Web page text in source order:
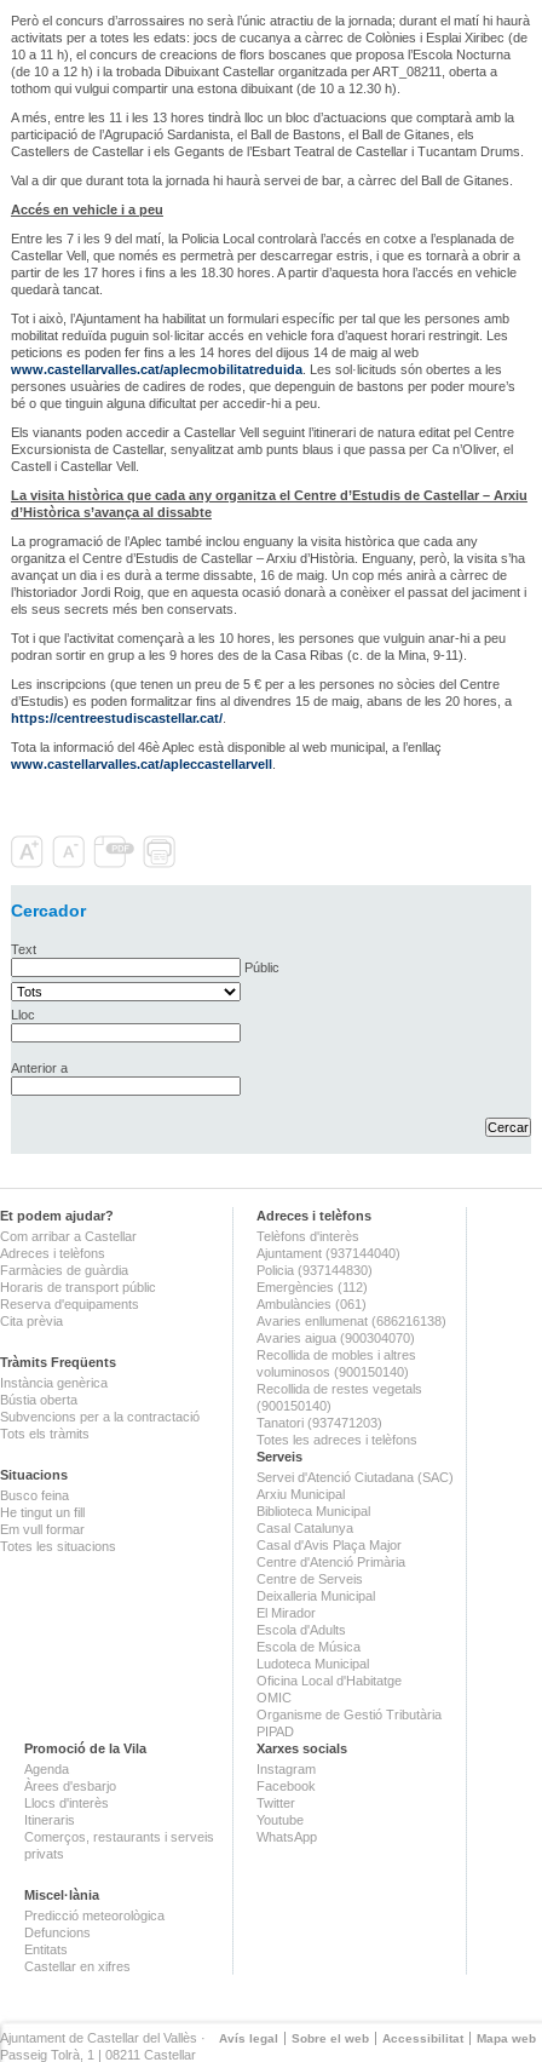
Però el concurs d’arrossaires no serà l’únic atractiu de la jornada; durant el matí hi haurà
activitats per a totes les edats: jocs de cucanya a càrrec de Colònies i Esplai Xiribec (de
10 a 11 h), el concurs de creacions de flors boscanes que proposa l’Escola Nocturna
(de 10 a 12 h) i la trobada Dibuixant Castellar organitzada per ART_08211, oberta a
tothom qui vulgui compartir una estona dibuixant (de 10 a 12.30 h).
A més, entre les 11 i les 13 hores tindrà lloc un bloc d’actuacions que comptarà amb la
participació de l’Agrupació Sardanista, el Ball de Bastons, el Ball de Gitanes, els
Castellers de Castellar i els Gegants de l’Esbart Teatral de Castellar i Tucantam Drums.
Val a dir que durant tota la jornada hi haurà servei de bar, a càrrec del Ball de Gitanes.
Accés en vehicle i a peu
Entre les 7 i les 9 del matí, la Policia Local controlarà l’accés en cotxe a l’esplanada de
Castellar Vell, que només es permetrà per descarregar estris, i que es tornarà a obrir a
partir de les 17 hores i fins a les 18.30 hores. A partir d’aquesta hora l’accés en vehicle
quedarà tancat.
Tot i això, l’Ajuntament ha habilitat un formulari específic per tal que les persones amb
mobilitat reduïda puguin sol·licitar accés en vehicle fora d’aquest horari restringit. Les
peticions es poden fer fins a les 14 hores del dijous 14 de maig al web
www.castellarvalles.cat/aplecmobilitatreduida. Les sol·licituds són obertes a les
persones usuàries de cadires de rodes, que depenguin de bastons per poder moure’s
bé o que tinguin alguna dificultat per accedir-hi a peu.
Els vianants poden accedir a Castellar Vell seguint l’itinerari de natura editat pel Centre
Excursionista de Castellar, senyalitzat amb punts blaus i que passa per Ca n’Oliver, el
Castell i Castellar Vell.
La visita històrica que cada any organitza el Centre d’Estudis de Castellar – Arxiu
d’Històrica s’avança al dissabte
La programació de l’Aplec també inclou enguany la visita històrica que cada any
organitza el Centre d’Estudis de Castellar – Arxiu d’Història. Enguany, però, la visita s’ha
avançat un dia i es durà a terme dissabte, 16 de maig. Un cop més anirà a càrrec de
l’historiador Jordi Roig, que en aquesta ocasió donarà a conèixer el passat del jaciment i
els seus secrets més ben conservats.
Tot i que l’activitat començarà a les 10 hores, les persones que vulguin anar-hi a peu
podran sortir en grup a les 9 hores des de la Casa Ribas (c. de la Mina, 9-11).
Les inscripcions (que tenen un preu de 5 € per a les persones no sòcies del Centre
d’Estudis) es poden formalitzar fins al divendres 15 de maig, abans de les 20 hores, a
https://centreestudiscastellar.cat/.
Tota la informació del 46è Aplec està disponible al web municipal, a l’enllaç
www.castellarvalles.cat/apleccastellarvell.
Cercador
Text
Públic
Lloc
Anterior a
Et podem ajudar?
Com arribar a Castellar
Adreces i telèfons
Farmàcies de guàrdia
Horaris de transport públic
Reserva d'equipaments
Cita prèvia
Tràmits Freqüents
Instància genèrica
Bústia oberta
Subvencions per a la contractació
Tots els tràmits
Situacions
Busco feina
He tingut un fill
Em vull formar
Totes les situacions
Adreces i telèfons
Telèfons d'interès
Ajuntament (937144040)
Policia (937144830)
Emergències (112)
Ambulàncies (061)
Avaries enllumenat (686216138)
Avaries aigua (900304070)
Recollida de mobles i altres
voluminosos (900150140)
Recollida de restes vegetals
(900150140)
Tanatori (937471203)
Totes les adreces i telèfons
Serveis
Servei d'Atenció Ciutadana (SAC)
Arxiu Municipal
Biblioteca Municipal
Casal Catalunya
Casal d'Avis Plaça Major
Centre d'Atenció Primària
Centre de Serveis
Deixalleria Municipal
El Mirador
Escola d'Adults
Escola de Música
Ludoteca Municipal
Oficina Local d'Habitatge
OMIC
Organisme de Gestió Tributària
PIPAD
Promoció de la Vila
Agenda
Àrees d'esbarjo
Llocs d'interès
Itineraris
Comerços, restaurants i serveis
privats
Miscel·lània
Predicció meteorològica
Defuncions
Entitats
Castellar en xifres
Xarxes socials
Instagram
Facebook
Twitter
Youtube
WhatsApp
Avís legal Sobre el web Accessibilitat Mapa web
Ajuntament de Castellar del Vallès ·
Passeig Tolrà, 1 | 08211 Castellar